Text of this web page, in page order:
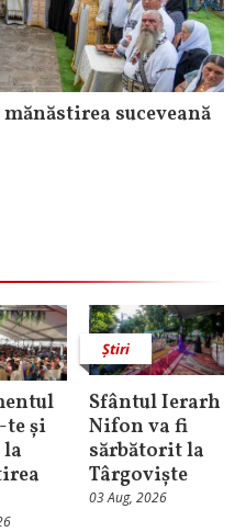
suceveană
te și
la
Știri
Sfântul Ierarh
Nifon va fi
sărbătorit la
Târgoviște
03 Aug, 2026